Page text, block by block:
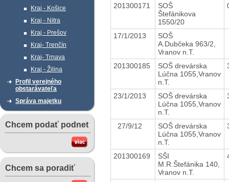
Kraj - Košice
Kraj - Nitra
Kraj - Prešov
Kraj- Trenčín
Kraj- Trnava
Kraj - Žilina
Profil verejného
obstarávateľa
Správa majetku
Chcem podať podnet
Chcem sa poradiť
201300171
SOŠ
Štefánikova
1550/20
17/1/2013
SOŠ
A.Dubčeka 963/2,
Vranov n.T.
201300185
SOŠ drevárska
Lúčna 1055,Vranov
n.T.
23/1/2013
SOŠ drevárska
Lúčna 1055,Vranov
n.T.
27/9/12
SOŠ drevárska
Lúčna 1055,Vranov
n.T.
201300169
SŠI
M.R.Štefánika 140,
Vranov n.T.